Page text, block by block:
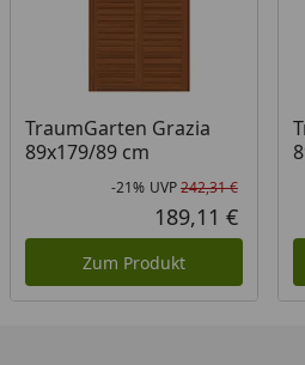
TraumGarten Grazia
89x179/89 cm
Rabatt
-21% UVP242,31 €
189,11 €
Zum Produkt